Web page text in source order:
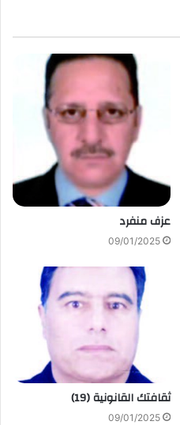
عزف منفرد
09/01/2025
ثقافتك القانونية (19)
09/01/2025